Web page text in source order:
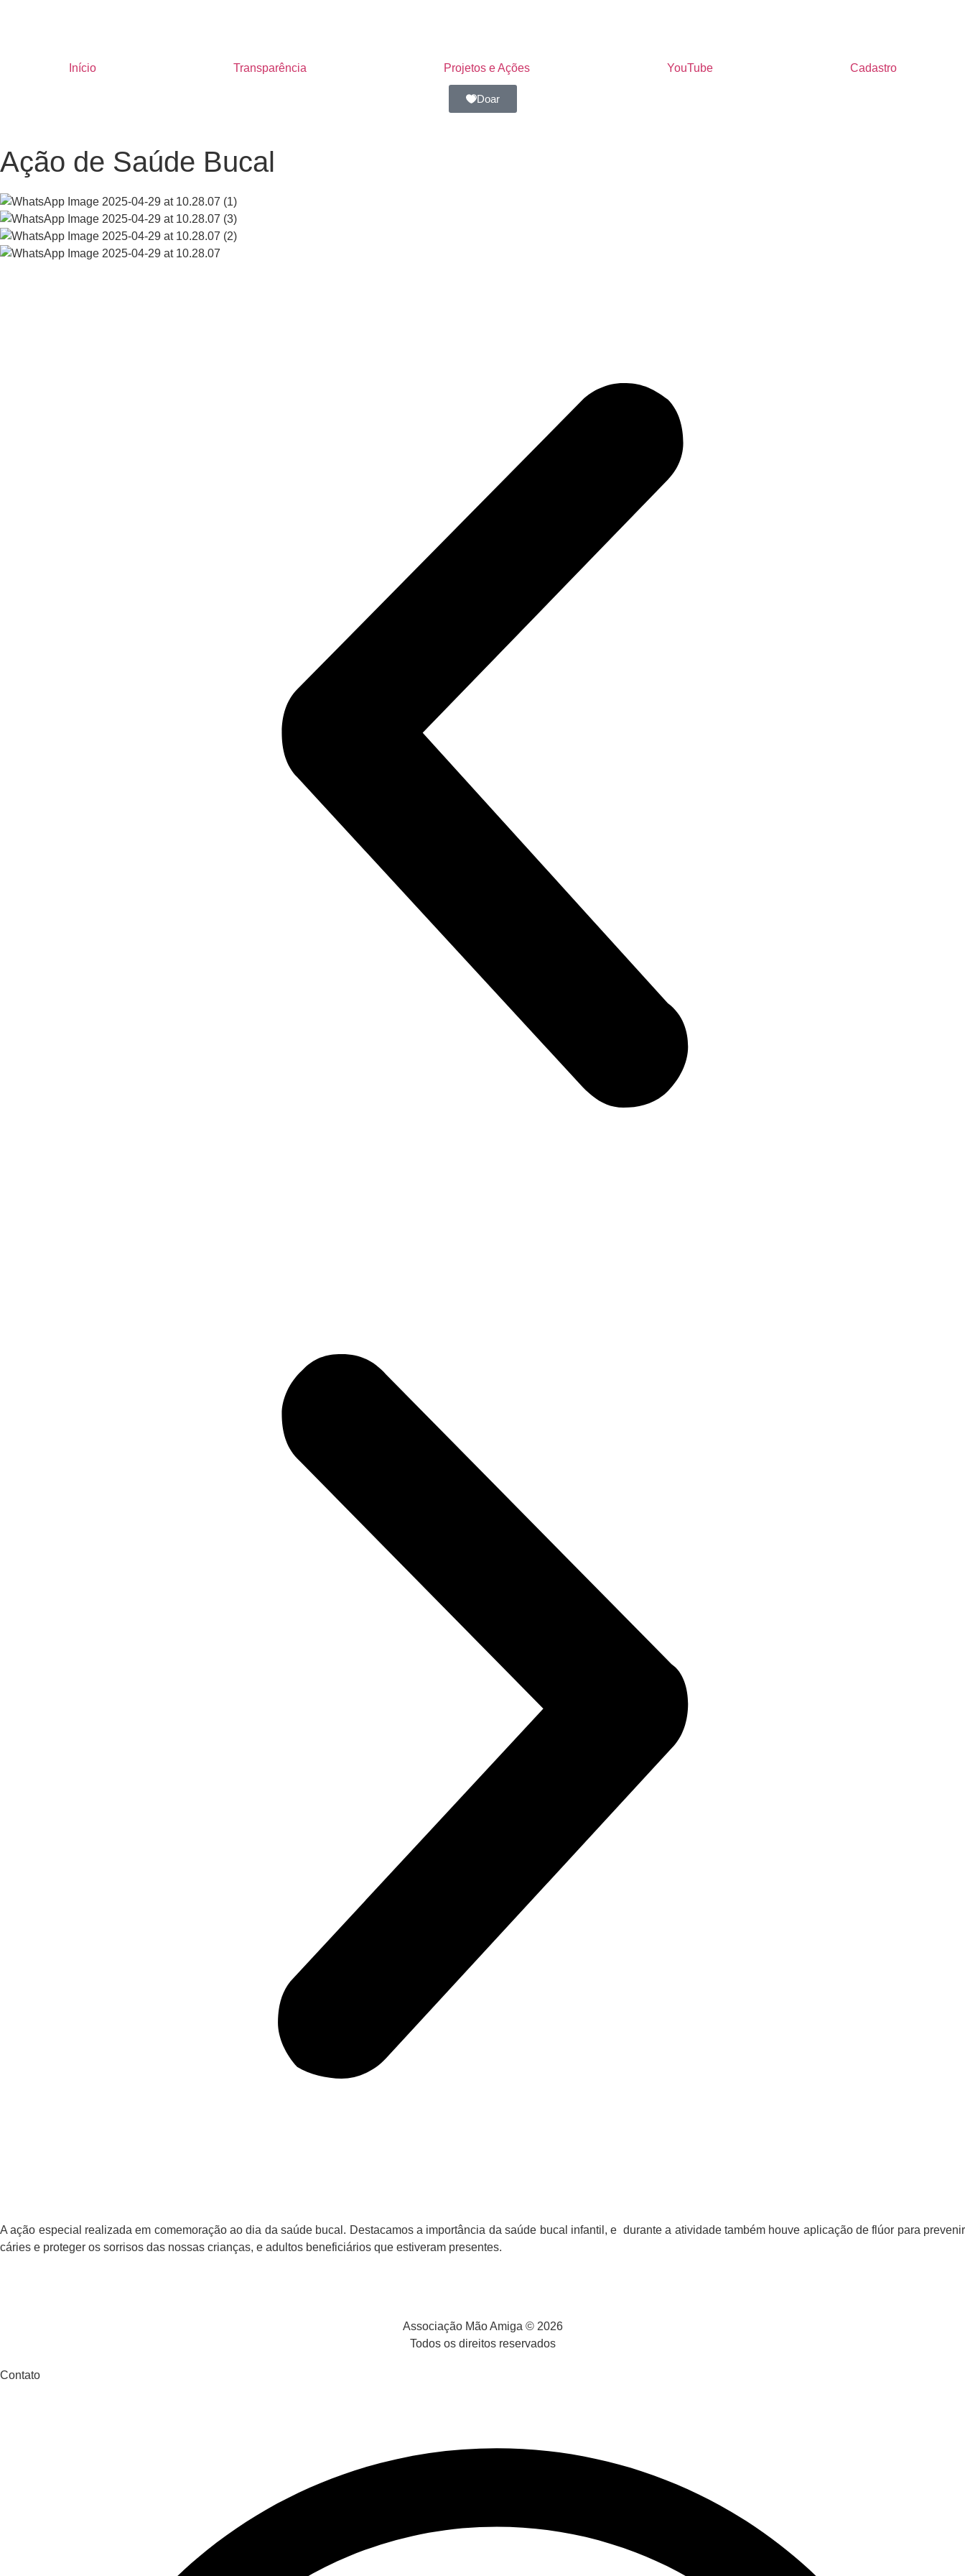
Início Transparência Projetos e Ações YouTube Cadastro
Doar
Ação de Saúde Bucal
A ação especial realizada em comemoração ao dia da saúde bucal. Destacamos a importância da saúde bucal infantil, e durante a atividade também houve aplicação de flúor para prevenir
cáries e proteger os sorrisos das nossas crianças, e adultos beneficiários que estiveram presentes.
Associação Mão Amiga © 2026
Todos os direitos reservados
Contato